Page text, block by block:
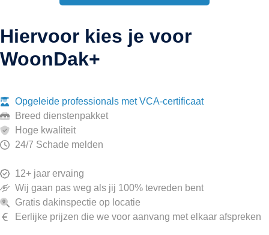
Hiervoor kies je voor
WoonDak+
Opgeleide professionals met VCA-certificaat
Breed dienstenpakket
Hoge kwaliteit
24/7 Schade melden
12+ jaar ervaing
Wij gaan pas weg als jij 100% tevreden bent
Gratis dakinspectie op locatie
Eerlijke prijzen die we voor aanvang met elkaar afspreken